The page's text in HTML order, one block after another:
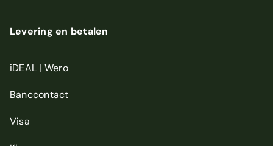
Levering en betalen
iDEAL | Wero
Banccontact
Visa